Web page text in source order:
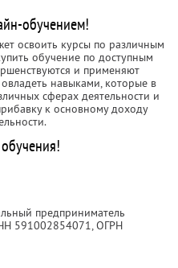
обучением!
освоить курсы по различным
обучение по доступным
и применяют
навыками, которые в
сферах деятельности и
к основному доходу
предприниматель
591002854071, ОГРН